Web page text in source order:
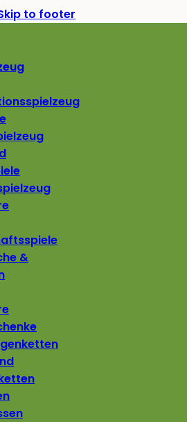
to footer
&